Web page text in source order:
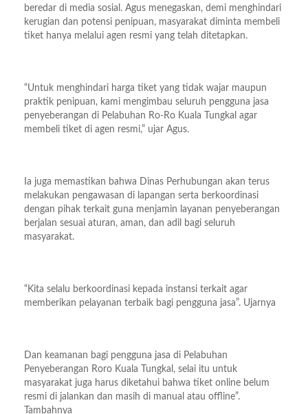
beredar di media sosial. Agus menegaskan, demi menghindari
kerugian dan potensi penipuan, masyarakat diminta membeli
tiket hanya melalui agen resmi yang telah ditetapkan.
“Untuk menghindari harga tiket yang tidak wajar maupun
praktik penipuan, kami mengimbau seluruh pengguna jasa
penyeberangan di Pelabuhan Ro-Ro Kuala Tungkal agar
membeli tiket di agen resmi,” ujar Agus.
Ia juga memastikan bahwa Dinas Perhubungan akan terus
melakukan pengawasan di lapangan serta berkoordinasi
dengan pihak terkait guna menjamin layanan penyeberangan
berjalan sesuai aturan, aman, dan adil bagi seluruh
masyarakat.
“Kita selalu berkoordinasi kepada instansi terkait agar
memberikan pelayanan terbaik bagi pengguna jasa”. Ujarnya
Dan keamanan bagi pengguna jasa di Pelabuhan
Penyeberangan Roro Kuala Tungkal, selai itu untuk
masyarakat juga harus diketahui bahwa tiket online belum
resmi di jalankan dan masih di manual atau offline”.
Tambahnya